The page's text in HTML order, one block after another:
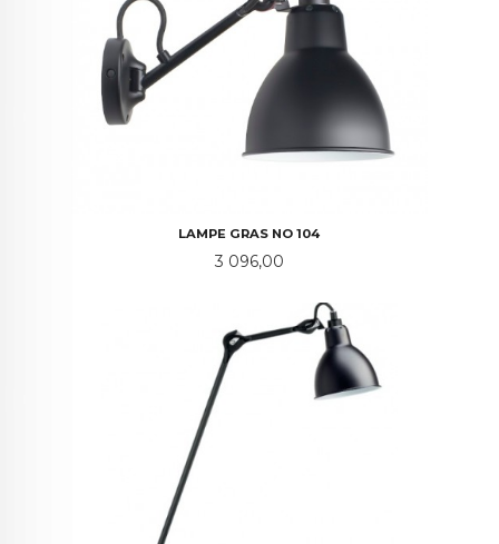
LAMPE GRAS NO 104
Pris
3 096,00